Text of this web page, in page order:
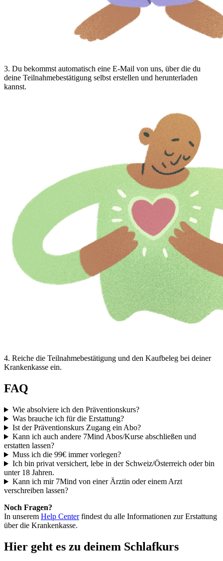
3. Du bekommst automatisch eine E-Mail von uns, über die du
deine Teilnahmebestätigung selbst erstellen und herunterladen
kannst.
4. Reiche die Teilnahmebestätigung und den Kaufbeleg bei deiner
Krankenkasse ein.
FAQ
Wie absolviere ich den Präventionskurs?
Was brauche ich für die Erstattung?
Ist der Präventionskurs Zugang ein Abo?
Kann ich auch andere 7Mind Abos/Kurse abschließen und
erstatten lassen?
Muss ich die 99€ immer vorlegen?
Ich bin privat versichert, lebe in der Schweiz/Österreich oder bin
unter 18 Jahren.
Kann ich mir 7Mind von einer Ärztin oder einem Arzt
verschreiben lassen?
Noch Fragen?
In unserem Help Centerfindest du alle Informationen zur Erstattung
über die Krankenkasse.
Hier geht es zu deinem Schlafkurs